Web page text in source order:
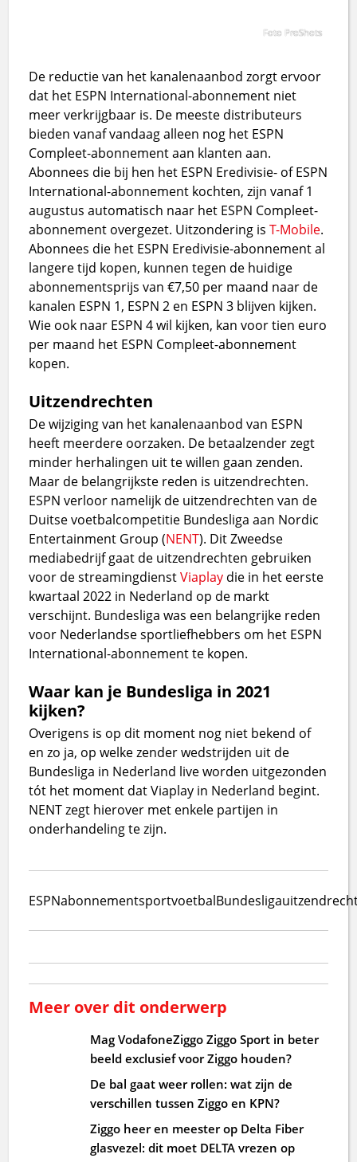
Foto ProShots
De reductie van het kanalenaanbod zorgt ervoor
dat het ESPN International-abonnement niet
meer verkrijgbaar is. De meeste distributeurs
bieden vanaf vandaag alleen nog het ESPN
Compleet-abonnement aan klanten aan.
Abonnees die bij hen het ESPN Eredivisie- of ESPN
International-abonnement kochten, zijn vanaf 1
augustus automatisch naar het ESPN Compleet-
abonnement overgezet. Uitzondering isT-Mobile.
Abonnees die het ESPN Eredivisie-abonnement al
langere tijd kopen, kunnen tegen de huidige
abonnementsprijs van €7,50 per maand naar de
kanalen ESPN 1, ESPN 2 en ESPN 3 blijven kijken.
Wie ook naar ESPN 4 wil kijken, kan voor tien euro
per maand het ESPN Compleet-abonnement
kopen.
Uitzendrechten
De wijziging van het kanalenaanbod van ESPN
heeft meerdere oorzaken. De betaalzender zegt
minder herhalingen uit te willen gaan zenden.
Maar de belangrijkste reden is uitzendrechten.
ESPN verloor namelijk de uitzendrechten van de
Duitse voetbalcompetitie Bundesliga aan Nordic
Entertainment Group (NENT). Dit Zweedse
mediabedrijf gaat de uitzendrechten gebruiken
voor de streamingdienstViaplay die in het eerste
kwartaal 2022 in Nederland op de markt
verschijnt. Bundesliga was een belangrijke reden
voor Nederlandse sportliefhebbers om het ESPN
International-abonnement te kopen.
Waar kan je Bundesliga in 2021
kijken?
Overigens is op dit moment nog niet bekend of
en zo ja, op welke zender wedstrijden uit de
Bundesliga in Nederland live worden uitgezonden
tót het moment dat Viaplay in Nederland begint.
NENT zegt hierover met enkele partijen in
onderhandeling te zijn.
ESPNabonnementsportvoetbalBundesliga
Meer over dit onderwerp
Mag VodafoneZiggo Ziggo Sport in beter
beeld exclusief voor Ziggo houden?
De bal gaat weer rollen: wat zijn de
verschillen tussen Ziggo en KPN?
Ziggo heer en meester op Delta Fiber
glasvezel: dit moet DELTA vrezen op